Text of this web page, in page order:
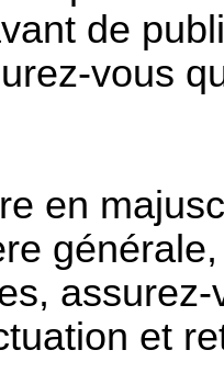
de
vous
en
et